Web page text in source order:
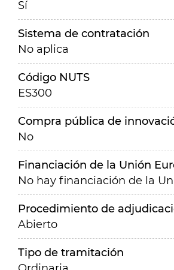
Sí
Sistema de contratación
No aplica
Código NUTS
ES300
Compra pública de
No
Financiación de la Unión
No hay financiación de la
Procedimiento de
Abierto
Tipo de tramitación